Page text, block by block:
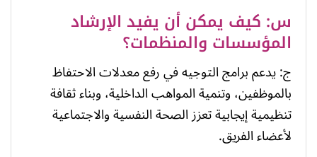
س: كيف يمكن أن يفيد الإرشاد
المؤسسات والمنظمات؟
ج: يدعم برامج التوجيه في رفع معدلات الاحتفاظ
بالموظفين، وتنمية المواهب الداخلية، وبناء ثقافة
تنظيمية إيجابية تعزز الصحة النفسية والاجتماعية
لأعضاء الفريق.